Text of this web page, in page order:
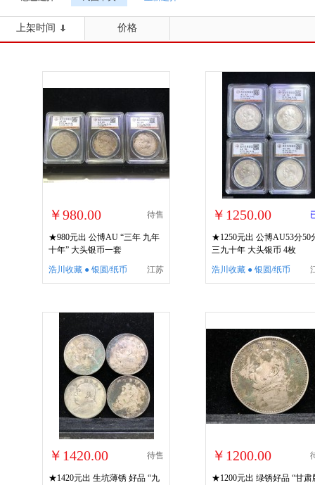
上架时间 价格
￥980.00 待售
★980元出 公博AU “三年 九年
十年” 大头银币一套
江苏
浩川收藏 ● 银圆/纸币
￥1250.00
★1250元出 公博AU53分50
三九十年 大头银币 4枚
浩川收藏 ● 银圆/纸币
￥1420.00 待售
★1420元出 生坑薄锈 好品 “九
￥1200.00
★1200元出 绿锈好品 “甘肃